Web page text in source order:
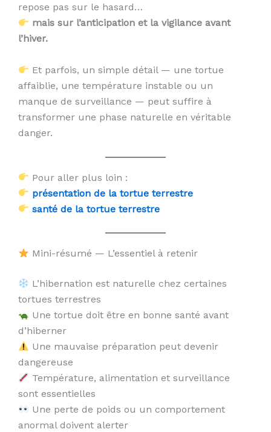
repose pas sur le hasard…
mais sur l’anticipation et la vigilance avant
l’hiver.
Et parfois, un simple détail — une tortue
affaiblie, une température instable ou un
manque de surveillance — peut suffire à
transformer une phase naturelle en véritable
danger.
Pour aller plus loin :
présentation de la tortue terrestre
santé de la tortue terrestre
Mini-résumé — L’essentiel à retenir
L’hibernation est naturelle chez certaines
tortues terrestres
Une tortue doit être en bonne santé avant
d’hiberner
Une mauvaise préparation peut devenir
dangereuse
Température, alimentation et surveillance
sont essentielles
Une perte de poids ou un comportement
anormal doivent alerter